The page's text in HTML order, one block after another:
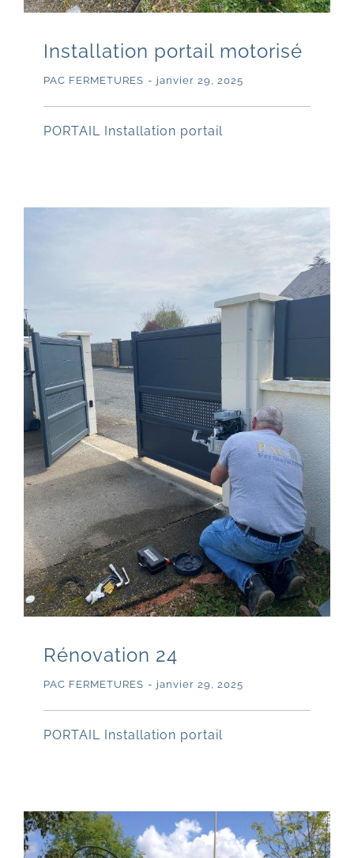
Installation portail motorisé
PAC FERMETURES - janvier 29, 2025
PORTAIL Installation portail
Rénovation 24
PAC FERMETURES - janvier 29, 2025
PORTAIL Installation portail